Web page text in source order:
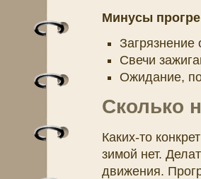
Минусы
Свечи
Ожидание,
Сколько
Каких-то
зимой нет.
движения.